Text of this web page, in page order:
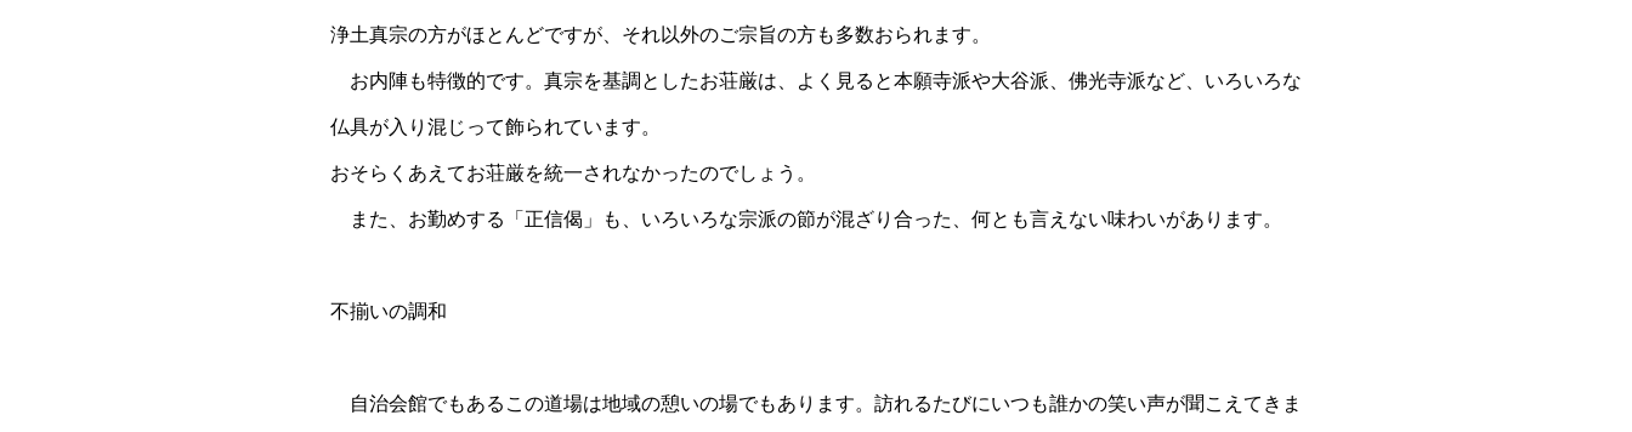
浄土真宗の方がほとんどですが、それ以外のご宗旨の方も多数おられます。
お内陣も特徴的です。真宗を基調としたお荘厳は、よく見ると本願寺派や大谷派、佛光寺派など、いろいろな
仏具が入り混じって飾られています。
おそらくあえてお荘厳を統一されなかったのでしょう。
また、お勤めする「正信偈」も、いろいろな宗派の節が混ざり合った、何とも言えない味わいがあります。
不揃いの調和
自治会館でもあるこの道場は地域の憩いの場でもあります。訪れるたびにいつも誰かの笑い声が聞こえてきま